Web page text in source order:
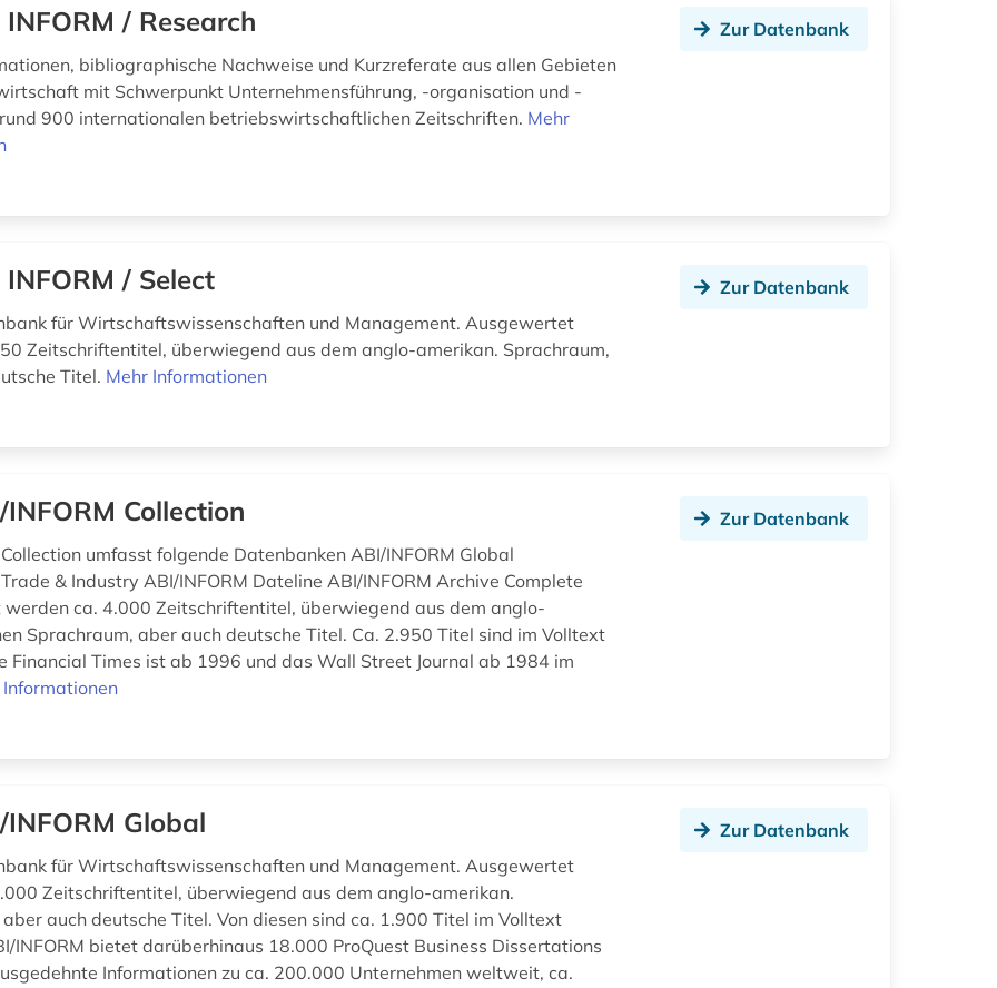
/ Research
bibliographische Nachweise und Kurzreferate aus allen Gebieten
mit Schwerpunkt Unternehmensführung, -organisation und -
900 internationalen betriebswirtschaftlichen Zeitschriften. Mehr
Zur Datenbank
/ Select
für Wirtschaftswissenschaften und Management. Ausgewertet
Zeitschriftentitel, überwiegend aus dem anglo-amerikan. Sprachraum,
Titel. Mehr Informationen
Zur Datenbank
Collection
umfasst folgende Datenbanken ABI/INFORM Global
& Industry ABI/INFORM Dateline ABI/INFORM Archive Complete
ca. 4.000 Zeitschriftentitel, überwiegend aus dem anglo-
Sprachraum, aber auch deutsche Titel. Ca. 2.950 Titel sind im Volltext
Financial Times ist ab 1996 und das Wall Street Journal ab 1984 im
Informationen
Zur Datenbank
Global
für Wirtschaftswissenschaften und Management. Ausgewertet
Zeitschriftentitel, überwiegend aus dem anglo-amerikan.
auch deutsche Titel. Von diesen sind ca. 1.900 Titel im Volltext
INFORM bietet darüberhinaus 18.000 ProQuest Business Dissertations
Informationen zu ca. 200.000 Unternehmen weltweit, ca.
Zur Datenbank